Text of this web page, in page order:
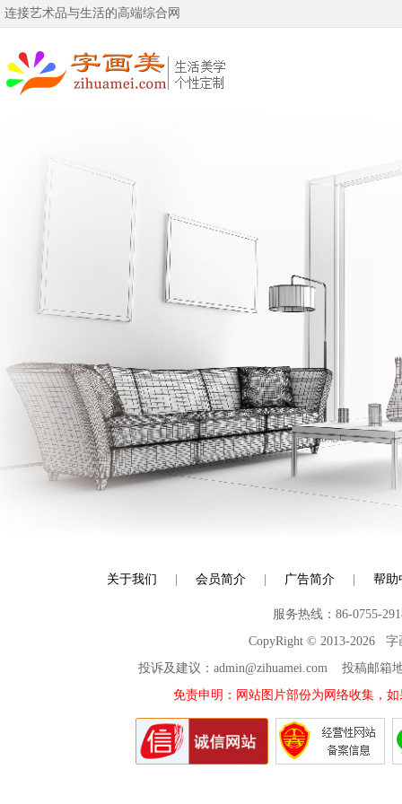
连接艺术品与生活的高端综合网
关于我们 会员简介 广告简介 帮助
服务热线：86-0755-
CopyRight © 2013-2026 字
投诉及建议：admin@zihuamei.com 投稿邮
免责申明：网站图片部份为网络收集，